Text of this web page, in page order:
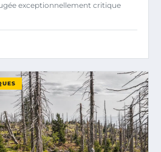
exceptionnellement critique